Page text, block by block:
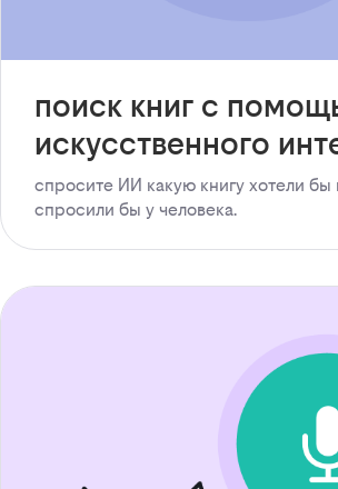
поиск книг с
искусственного
спросите ИИ какую книгу хотели бы
спросили бы у человека.